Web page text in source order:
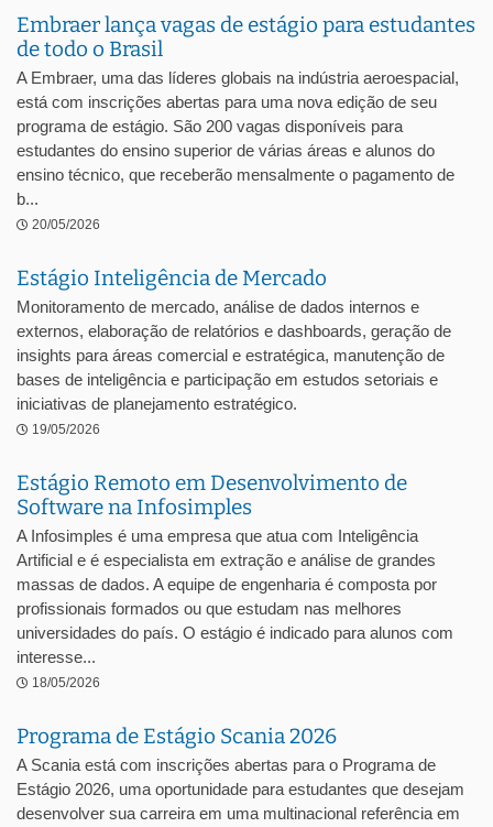
Embraer lança vagas de estágio para estudantes
de todo o Brasil
A Embraer, uma das líderes globais na indústria aeroespacial,
está com inscrições abertas para uma nova edição de seu
programa de estágio. São 200 vagas disponíveis para
estudantes do ensino superior de várias áreas e alunos do
ensino técnico, que receberão mensalmente o pagamento de
b...
20/05/2026
Estágio Inteligência de Mercado
Monitoramento de mercado, análise de dados internos e
externos, elaboração de relatórios e dashboards, geração de
insights para áreas comercial e estratégica, manutenção de
bases de inteligência e participação em estudos setoriais e
iniciativas de planejamento estratégico.
19/05/2026
Estágio Remoto em Desenvolvimento de
Software na Infosimples
A Infosimples é uma empresa que atua com Inteligência
Artificial e é especialista em extração e análise de grandes
massas de dados. A equipe de engenharia é composta por
profissionais formados ou que estudam nas melhores
universidades do país. O estágio é indicado para alunos com
interesse...
18/05/2026
Programa de Estágio Scania 2026
A Scania está com inscrições abertas para o Programa de
Estágio 2026, uma oportunidade para estudantes que desejam
desenvolver sua carreira em uma multinacional referência em